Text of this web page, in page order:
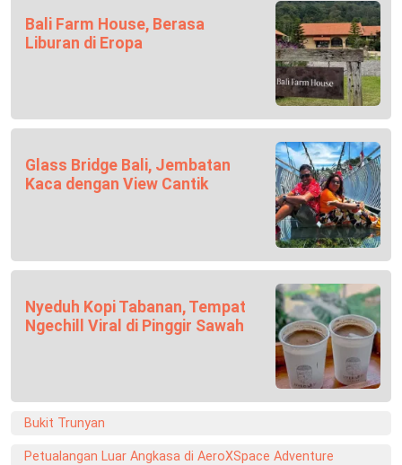
Bali Farm House, Berasa
Liburan di Eropa
Glass Bridge Bali, Jembatan
Kaca dengan View Cantik
Nyeduh Kopi Tabanan, Tempat
Ngechill Viral di Pinggir Sawah
Bukit Trunyan
Petualangan Luar Angkasa di AeroXSpace Adventure